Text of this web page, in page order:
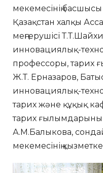
мекемесінің
Қазақстан халқы
меңгерушісі
инновациялық-
профессоры, тарих
Ж.Т. Ерназаров,
инновациялық-
тарих және құқық
тарих
А.М.Балыкова,
мекемесінің